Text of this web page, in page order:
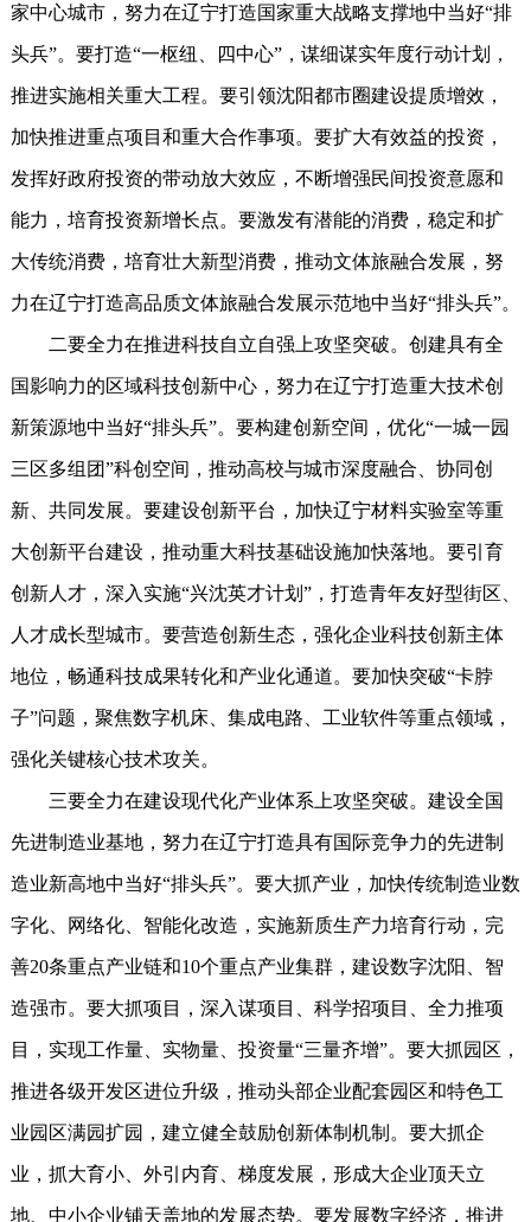
家中心城市，努力在辽宁打造国家重大战略支撑地中当好“排
头兵”。要打造“一枢纽、四中心”，谋细谋实年度行动计划，
推进实施相关重大工程。要引领沈阳都市圈建设提质增效，
加快推进重点项目和重大合作事项。要扩大有效益的投资，
发挥好政府投资的带动放大效应，不断增强民间投资意愿和
能力，培育投资新增长点。要激发有潜能的消费，稳定和扩
大传统消费，培育壮大新型消费，推动文体旅融合发展，努
力在辽宁打造高品质文体旅融合发展示范地中当好“排头兵”。
二要全力在推进科技自立自强上攻坚突破。创建具有全
国影响力的区域科技创新中心，努力在辽宁打造重大技术创
新策源地中当好“排头兵”。要构建创新空间，优化“一城一园
三区多组团”科创空间，推动高校与城市深度融合、协同创
新、共同发展。要建设创新平台，加快辽宁材料实验室等重
大创新平台建设，推动重大科技基础设施加快落地。要引育
创新人才，深入实施“兴沈英才计划”，打造青年友好型街区、
人才成长型城市。要营造创新生态，强化企业科技创新主体
地位，畅通科技成果转化和产业化通道。要加快突破“卡脖
子”问题，聚焦数字机床、集成电路、工业软件等重点领域，
强化关键核心技术攻关。
三要全力在建设现代化产业体系上攻坚突破。建设全国
先进制造业基地，努力在辽宁打造具有国际竞争力的先进制
造业新高地中当好“排头兵”。要大抓产业，加快传统制造业数
字化、网络化、智能化改造，实施新质生产力培育行动，完
善20条重点产业链和10个重点产业集群，建设数字沈阳、智
造强市。要大抓项目，深入谋项目、科学招项目、全力推项
目，实现工作量、实物量、投资量“三量齐增”。要大抓园区，
推进各级开发区进位升级，推动头部企业配套园区和特色工
业园区满园扩园，建立健全鼓励创新体制机制。要大抓企
业，抓大育小、外引内育、梯度发展，形成大企业顶天立
地、中小企业铺天盖地的发展态势。要发展数字经济，推进